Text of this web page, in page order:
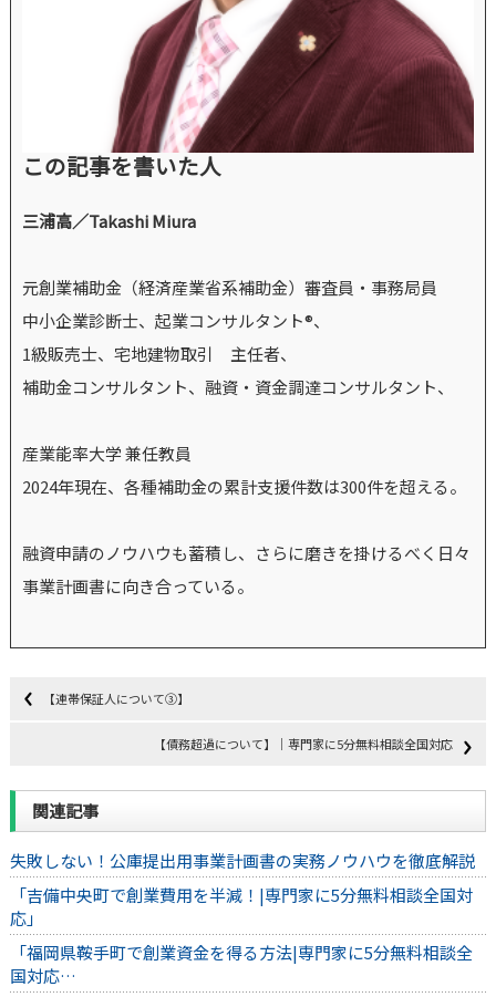
この記事を書いた人
三浦高／Takashi Miura
元創業補助金（経済産業省系補助金）審査員・事務局員
中小企業診断士、起業コンサルタント®、
1級販売士、宅地建物取引 主任者、
補助金コンサルタント、融資・資金調達コンサルタント、
産業能率大学 兼任教員
2024年現在、各種補助金の累計支援件数は300件を超える。
融資申請のノウハウも蓄積し、さらに磨きを掛けるべく日々
事業計画書に向き合っている。
【連帯保証人について③】
【債務超過について】｜専門家に5分無料相談全国対応
関連記事
失敗しない！公庫提出用事業計画書の実務ノウハウを徹底解説
「吉備中央町で創業費用を半減！|専門家に5分無料相談全国対
応」
「福岡県鞍手町で創業資金を得る方法|専門家に5分無料相談全
国対応…